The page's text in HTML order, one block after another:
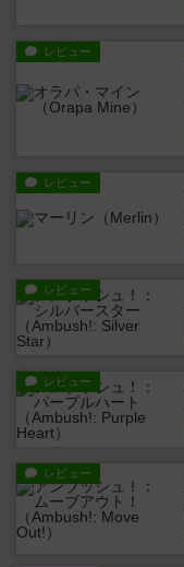
レビュー
レビュー
レビュー
レビュー
レビュー